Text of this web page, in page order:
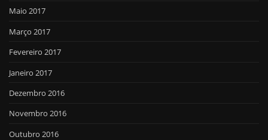
Maio 2017
Março 2017
Fevereiro 2017
Janeiro 2017
Dezembro 2016
Novembro 2016
Outubro 2016